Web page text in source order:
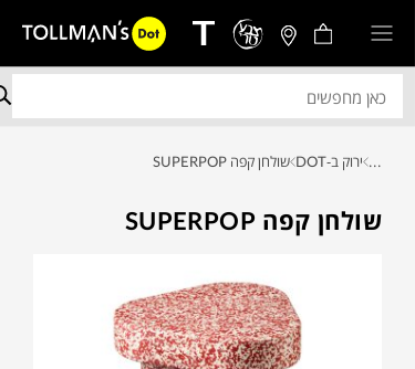
... ירוק ב-DOT שולחן קפה SUPERPOP
שולחן קפה SUPERPOP